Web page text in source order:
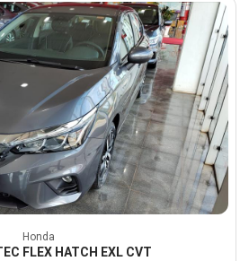
Honda
FLEX HATCH EXL CVT